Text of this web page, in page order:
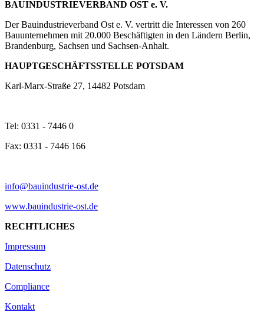
BAUINDUSTRIEVERBAND OST e. V.
Der Bauindustrieverband Ost e. V. vertritt die Interessen von 260
Bauunternehmen mit 20.000 Beschäftigten in den Ländern Berlin,
Brandenburg, Sachsen und Sachsen-Anhalt.
HAUPTGESCHÄFTSSTELLE POTSDAM
Karl-Marx-Straße 27, 14482 Potsdam
Tel: 0331 - 7446 0
Fax: 0331 - 7446 166
info@bauindustrie-ost.de
www.bauindustrie-ost.de
RECHTLICHES
Impressum
Datenschutz
Compliance
Kontakt